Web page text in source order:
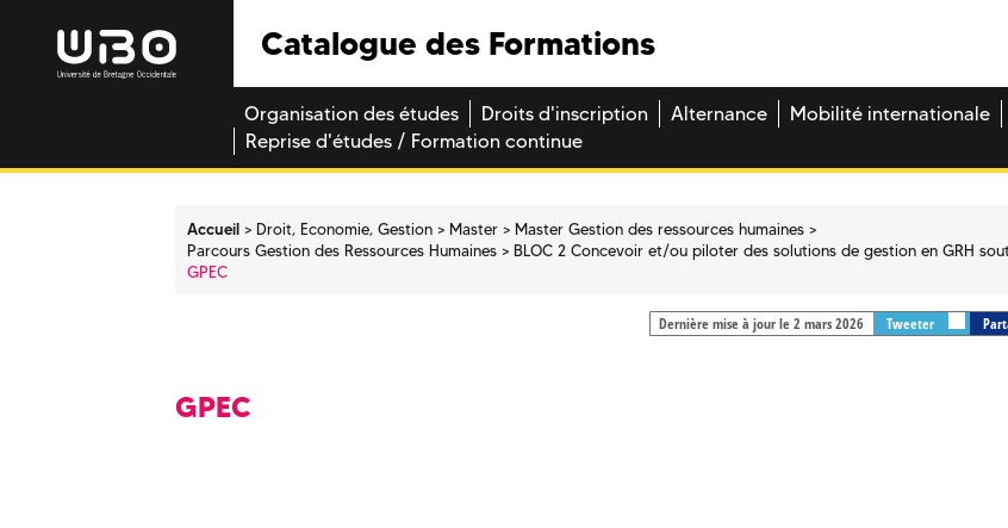
Catalogue des Formations
Organisation des études Droits d'inscription Alternance Mobilité internationale
Reprise d'études / Formation continue
Accueil Droit, Economie, Gestion Master
Master Gestion des ressources humaines
Parcours Gestion des Ressources Humaines
BLOC 2 Concevoir et/ou piloter des solutions de gestion en GRH
GPEC
Dernière mise à jour le 2 mars 2026 Tweeter
GPEC